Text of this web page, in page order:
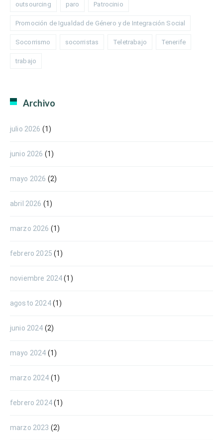
outsourcing paro Patrocinio
Promoción de Igualdad de Género y de Integración Social
Socorrismo socorristas Teletrabajo Tenerife
trabajo
Archivo
julio 2026 (1)
junio 2026 (1)
mayo 2026 (2)
abril 2026 (1)
marzo 2026 (1)
febrero 2025 (1)
noviembre 2024(1)
agosto 2024(1)
junio 2024 (2)
mayo 2024 (1)
marzo 2024 (1)
febrero 2024(1)
marzo 2023 (2)